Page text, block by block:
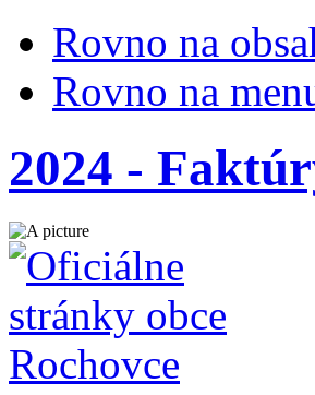
Rovno na
Rovno na
2024 -